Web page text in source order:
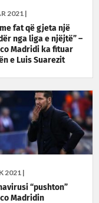
2021 |
me fat që gjeta një
nga liga e njëjtë” –
Madridi ka fituar
e Luis Suarezit
2021 |
“pushton”
Madridin